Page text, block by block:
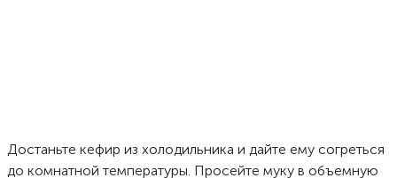
Достаньте кефир из холодильника и дайте ему согреться
до комнатной температуры. Просейте муку в объемную